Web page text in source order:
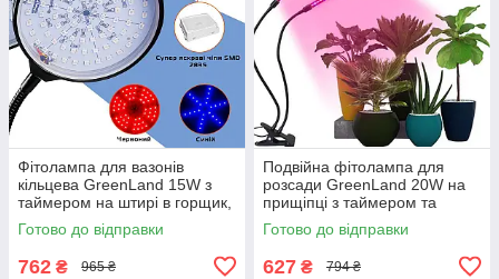
Фітолампа для вазонів
кільцева GreenLand 15W з
таймером на штирі в горщик,
Gp
Готово до відправки
762 ₴ 965 ₴
Подвійна фітолампа для
розсади GreenLand 20W на
прищіпці з таймером та
адаптером 220В, Gp
Готово до відправки
627 ₴ 794 ₴